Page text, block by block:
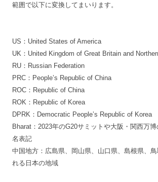
範囲で以下に変換してまいります。
US：United States of America
UK：United Kingdom of Great Britain and
RU：Russian Federation
PRC：People’s Republic of China
ROC：Republic of China
ROK：Republic of Korea
DPRK：Democratic People’s Republic of Korea
Bharat：2023年のG20サミットや大阪・関西万
名表記
中国地方：広島県、岡山県、山口県、島根県、
れる日本の地域